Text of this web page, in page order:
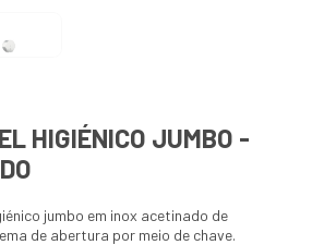
HIGIÉNICO JUMBO -
jumbo em inox acetinado de
de abertura por meio de chave.